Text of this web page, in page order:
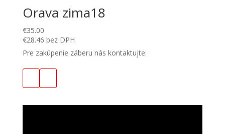
Orava zima18
€35.00
€28.46 bez DPH
Pre zakúpenie záberu nás kontaktujte: